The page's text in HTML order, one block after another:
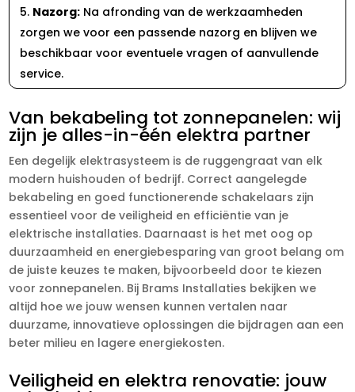
Nazorg: Na afronding van de werkzaamheden
zorgen we voor een passende nazorg en blijven we
beschikbaar voor eventuele vragen of aanvullende
service.
Van bekabeling tot zonnepanelen: wij
zijn je alles-in-één elektra partner
Een degelijk elektrasysteem is de ruggengraat van elk
modern huishouden of bedrijf. Correct aangelegde
bekabeling en goed functionerende schakelaars zijn
essentieel voor de veiligheid en efficiëntie van je
elektrische installaties. Daarnaast is het met oog op
duurzaamheid en energiebesparing van groot belang om
de juiste keuzes te maken, bijvoorbeeld door te kiezen
voor zonnepanelen. Bij Brams Installaties bekijken we
altijd hoe we jouw wensen kunnen vertalen naar
duurzame, innovatieve oplossingen die bijdragen aan een
beter milieu en lagere energiekosten.
Veiligheid en elektra renovatie: jouw